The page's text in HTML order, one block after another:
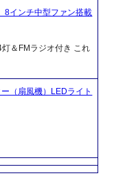
インチ中型ファン搭載
＆FMラジオ付き これ
（扇風機）LEDライト